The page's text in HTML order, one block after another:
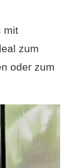
mit
zum
oder zum